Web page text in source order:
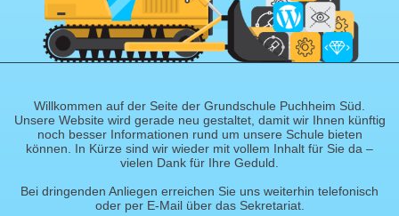
Willkommen auf der Seite der Grundschule Puchheim Süd.
Unsere Website wird gerade neu gestaltet, damit wir Ihnen künftig
noch besser Informationen rund um unsere Schule bieten
können. In Kürze sind wir wieder mit vollem Inhalt für Sie da –
vielen Dank für Ihre Geduld.
Bei dringenden Anliegen erreichen Sie uns weiterhin telefonisch
oder per E-Mail über das Sekretariat.